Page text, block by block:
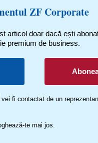
ZF Corporate
articol doar dacă ești
premium de business.
fi contactat de un
te mai jos.